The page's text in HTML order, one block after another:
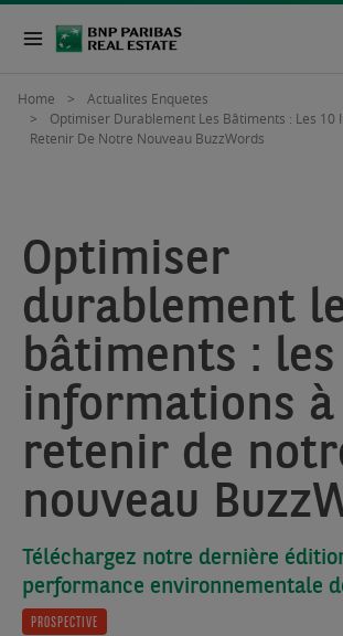
Home
Actualites Enquetes
Optimiser Durablement Les Bâtiments : Les 10
Retenir De Notre Nouveau BuzzWords
Optimiser
durablement
bâtiments :
informations à
retenir de
nouveau
Téléchargez notre dernière
performance environnementale
PROSPECTIVE